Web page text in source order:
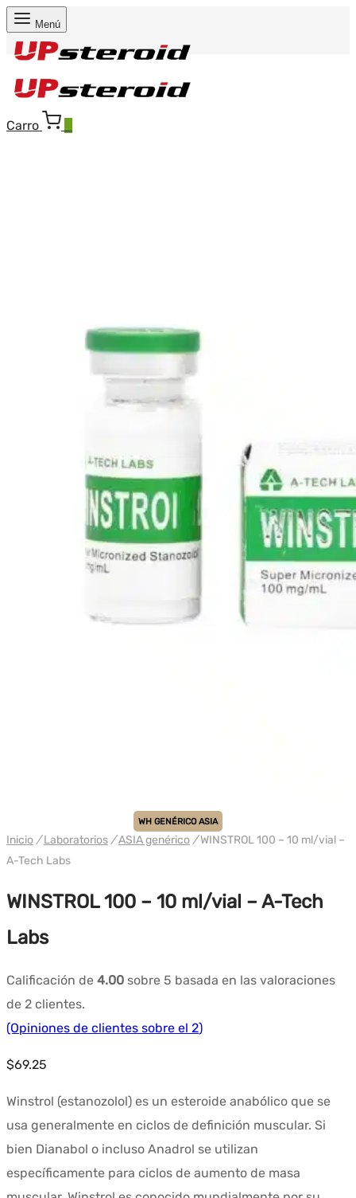
Menú
Carro
WH GENÉRICO ASIA
Inicio / Laboratorios /ASIA genérico /WINSTROL 100 – 10 ml/vial –
A-Tech Labs
WINSTROL 100 – 10 ml/vial – A-Tech
Labs
Calificación de 4.00 sobre 5 basada en las valoraciones
de 2 clientes.
(Opiniones de clientes sobre el 2)
$69.25
Winstrol (estanozolol) es un esteroide anabólico que se
usa generalmente en ciclos de definición muscular. Si
bien Dianabol o incluso Anadrol se utilizan
específicamente para ciclos de aumento de masa